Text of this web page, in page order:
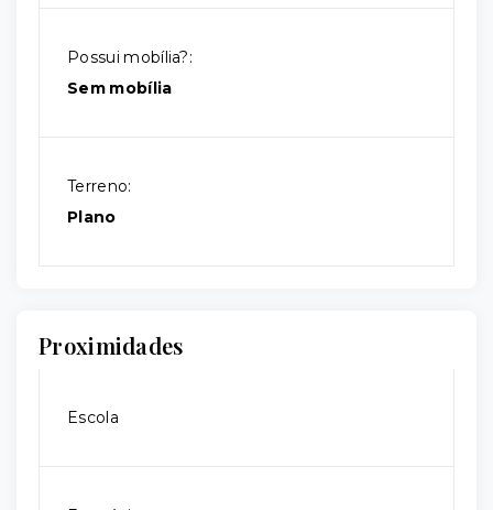
Possui mobília?:
Sem mobília
Terreno:
Plano
Proximidades
Escola